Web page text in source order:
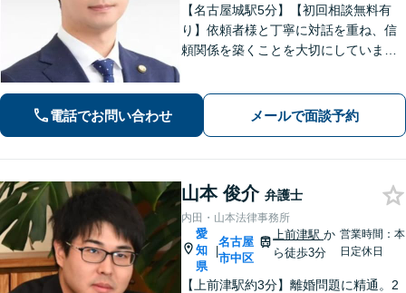
【名古屋城駅5分】【初回相談無料有
り】依頼者様と丁寧に対話を重ね、信
頼関係を築くことを大切にしていま
お任せください。納得感の高い、最善
の解決を目指して尽力いたします【土
電話でお問い合わせ メールで面談予約
山本 俊介 弁護士
内田・山本法律事務所
愛
知
県
|
名古屋
市中区
上前津駅か
ら徒歩3分
営業時間：本
日定休日
【上前津駅約3分】離婚問題に精通。2